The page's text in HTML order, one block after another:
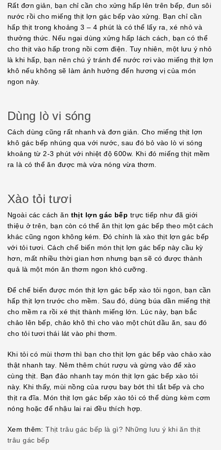
Rất đơn giản, bạn chỉ cần cho xửng hấp lên trên bếp, đun sôi
nước rồi cho miếng thịt lợn gác bếp vào xửng. Bạn chỉ cần
hấp thịt trong khoảng 3 – 4 phút là có thể lấy ra, xé nhỏ và
thưởng thức. Nếu ngại dùng xửng hấp lách cách, bạn có thể
cho thịt vào hấp trong nồi cơm điện. Tuy nhiên, một lưu ý nhỏ
là khi hấp, bạn nên chú ý tránh để nước rơi vào miếng thịt lợn
khô nếu không sẽ làm ảnh hưởng đến hương vị của món
ngon này.
Dùng lò vi sóng
Cách dùng cũng rất nhanh và đơn giản. Cho miếng thịt lợn
khô gác bếp nhúng qua với nước, sau đó bỏ vào lò vi sóng
khoảng từ 2-3 phút với nhiệt độ 600w. Khi đó miếng thịt mềm
ra là có thể ăn được mà vừa nóng vừa thơm.
Xào tỏi tươi
Ngoài các cách ăn thịt lợn gác bếp trực tiếp như đã giới
thiệu ở trên, bạn còn có thể ăn thịt lợn gác bếp theo một cách
khác cũng ngon không kém. Đó chính là xào thịt lợn gác bếp
với tỏi tươi. Cách chế biến món thịt lợn gác bếp này cầu kỳ
hơn, mất nhiều thời gian hơn nhưng bạn sẽ có được thành
quả là một món ăn thơm ngon khó cưỡng.
Để chế biến được món thịt lợn gác bếp xào tỏi ngon, bạn cần
hấp thịt lợn trước cho mềm. Sau đó, dùng búa dần miếng thịt
cho mềm ra rồi xé thịt thành miếng lớn. Lúc này, bạn bắc
chảo lên bếp, chảo khô thì cho vào một chút dầu ăn, sau đó
cho tỏi tươi thái lát vào phi thơm.
Khi tỏi có mùi thơm thì bạn cho thịt lợn gác bếp vào chảo xào
thật nhanh tay. Nêm thêm chút rượu và gừng vào để xào
cùng thịt. Bạn đảo nhanh tay món thịt lợn gác bếp xào tỏi
này. Khi thấy, mùi nồng của rượu bay bớt thì tắt bếp và cho
thịt ra đĩa. Món thịt lợn gác bếp xào tỏi có thể dùng kèm cơm
nóng hoặc để nhậu lai rai đều thích hợp.
Xem thêm:Thịt trâu gác bếp là gì? Những lưu ý khi ăn thịt
trâu gác bếp